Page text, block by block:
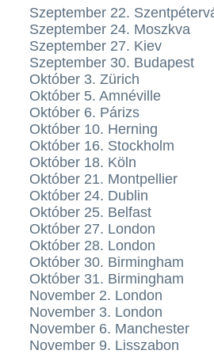
Szeptember 22.
Szeptember 24. Moszkva
Szeptember 27. Kiev
Szeptember 30. Budapest
Október 3. Zürich
Október 5. Amnéville
Október 6. Párizs
Október 10. Herning
Október 16. Stockholm
Október 18. Köln
Október 21. Montpellier
Október 24. Dublin
Október 25. Belfast
Október 27. London
Október 28. London
Október 30. Birmingham
Október 31. Birmingham
November 2. London
November 3. London
November 6. Manchester
November 9. Lisszabon